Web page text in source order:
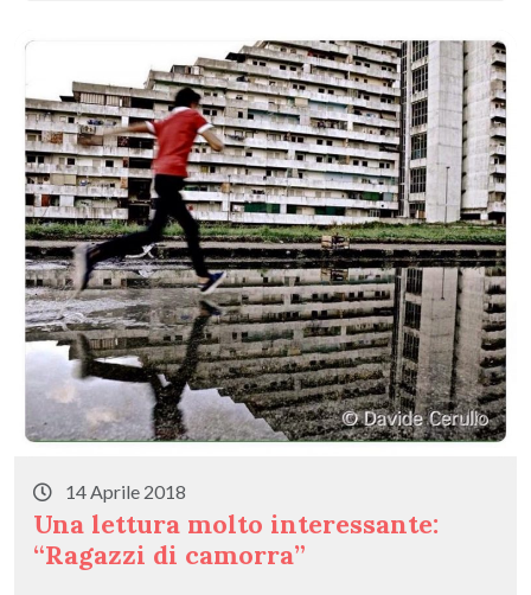
14 Aprile 2018
Una lettura molto interessante:
“Ragazzi di camorra”